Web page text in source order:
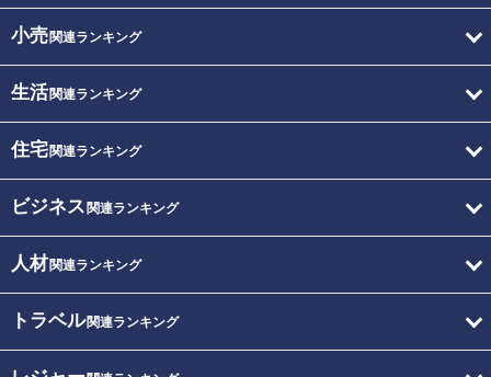
小売関連ランキング
生活関連ランキング
住宅関連ランキング
ビジネス 関連ランキング
人材関連ランキング
トラベル関連ランキング